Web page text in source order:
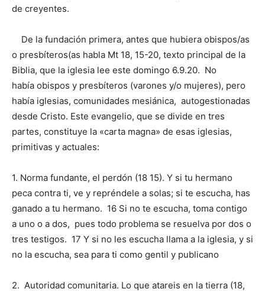
de creyentes.
De la fundación primera, antes que hubiera obispos/as
o presbíteros(as habla Mt 18, 15-20, texto principal de la
Biblia, que la iglesia lee este domingo 6.9.20. No
había obispos y presbíteros (varones y/o mujeres), pero
había iglesias, comunidades mesiánica, autogestionadas
desde Cristo. Este evangelio, que se divide en tres
partes, constituye la «carta magna» de esas iglesias,
primitivas y actuales:
1. Norma fundante, el perdón (18 15). Y si tu hermano
peca contra ti, ve y repréndele a solas; si te escucha, has
ganado a tu hermano. 16 Si no te escucha, toma contigo
a uno o a dos, pues todo problema se resuelva por dos o
tres testigos. 17 Y si no les escucha llama a la iglesia, y si
no la escucha, sea para ti como gentil y publicano
2. Autoridad comunitaria. Lo que atareis en la tierra (18,